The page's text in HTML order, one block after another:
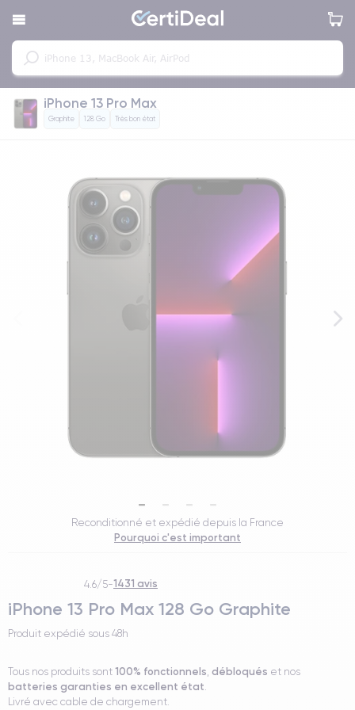
iPhone 13 Pro Max
Graphite 128 Go Très bon état
Reconditionné et expédié depuis la France
Pourquoi c'est important
4.6/5-1431 avis
iPhone 13 Pro Max 128 Go Graphite
Produit expédié sous 48h
Tous nos produits sont 100% fonctionnels, débloqués et nos
batteries garanties en excellent état.
Livré avec cable de chargement.